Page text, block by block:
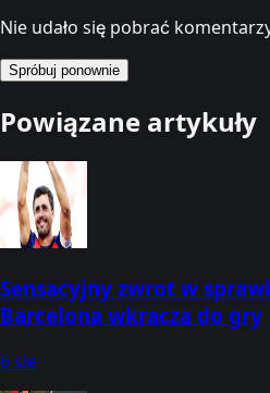
Nie udało się pobrać
Spróbuj ponownie
Powiązane artykuły
Sensacyjny zwrot w
Barcelona wkracza do gry
6 sie